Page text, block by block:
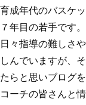
育成年代のバスケ
７年目の若手です。
日々指導の難しさ
しんでいますが、
たらと思いブログ
コーチの皆さんと